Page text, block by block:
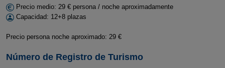
Precio medio: 29 € persona / noche aproximadamente
Capacidad: 12+8 plazas
Precio persona noche aproximado: 29 €
Número de Registro de Turismo